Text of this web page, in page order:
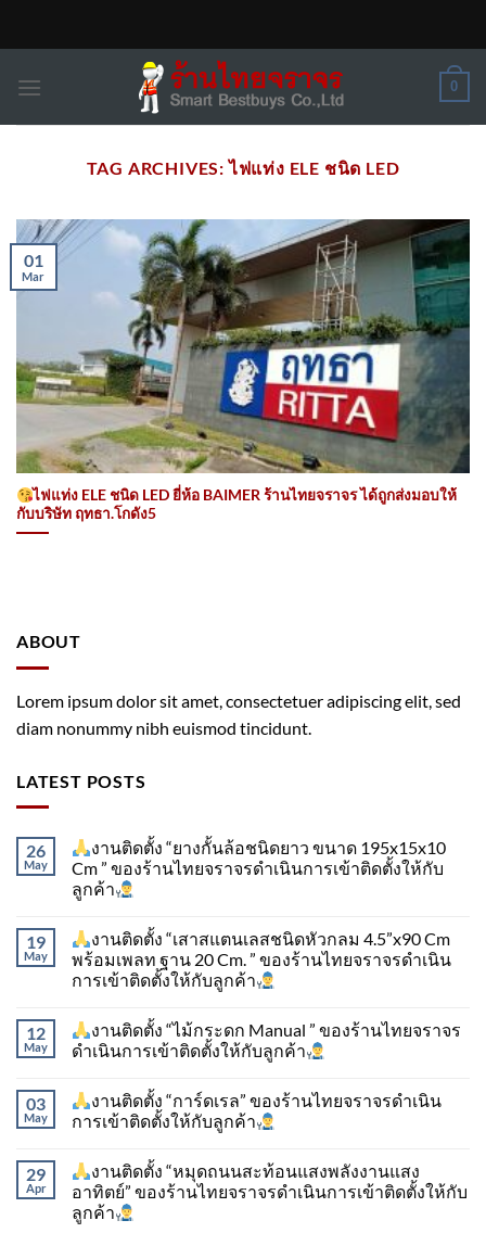
0
TAG ARCHIVES:ไฟแท่ง ELE ชนิด LED
ไฟแท่ง ELE ชนิด LED ยี่ห้อ BAIMER ร้านไทยจราจร ได้ถูกส่งมอบให้
กับบริษัท ฤทธา.โกดัง5
01
Mar
ABOUT
Lorem ipsum dolor sit amet, consectetuer adipiscing elit, sed
diam nonummy nibh euismod tincidunt.
LATEST POSTS
26
May
งานติดตั้ง “ยางกั้นล้อชนิดยาว ขนาด 195x15x10
Cm ” ของร้านไทยจราจรดำเนินการเข้าติดตั้ง​ให้กับ
ลูกค้า
19
May
งานติดตั้ง “เสาสแตนเลสชนิดหัวกลม 4.5”x90 Cm
พร้อมเพลท ฐาน 20 Cm. ” ของร้านไทยจราจรดำเนิน
การเข้าติดตั้ง​ให้กับลูกค้า
12
May
งานติดตั้ง “ไม้กระดก Manual ” ของร้านไทยจราจร
ดำเนินการเข้าติดตั้ง​ให้กับลูกค้า
03
May
งานติดตั้ง “การ์ดเรล” ของร้านไทยจราจรดำเนิน
การเข้าติดตั้ง​ให้กับลูกค้า
29
Apr
งานติดตั้ง “หมุดถนนสะท้อนแสงพลังงานแสง
อาทิตย์” ของร้านไทยจราจรดำเนินการเข้าติดตั้ง​ให้กับ
ลูกค้า